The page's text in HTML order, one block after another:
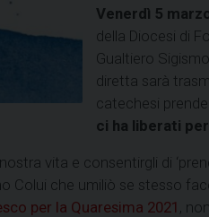
Venerdì 5
della Diocesi di
Gualtiero
diretta sarà
catechesi
ci ha liberati
vita e consentirgli di
Colui che umiliò se stesso
per la Quaresima 2021 ,